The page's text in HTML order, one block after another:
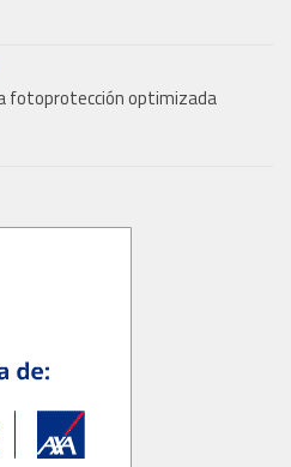
fotoprotección optimizada